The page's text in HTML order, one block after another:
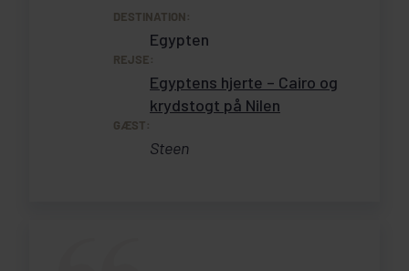
DESTINATION:
Egypten
REJSE:
Egyptens hjerte – Cairo og
krydstogt på Nilen
GÆST:
Steen